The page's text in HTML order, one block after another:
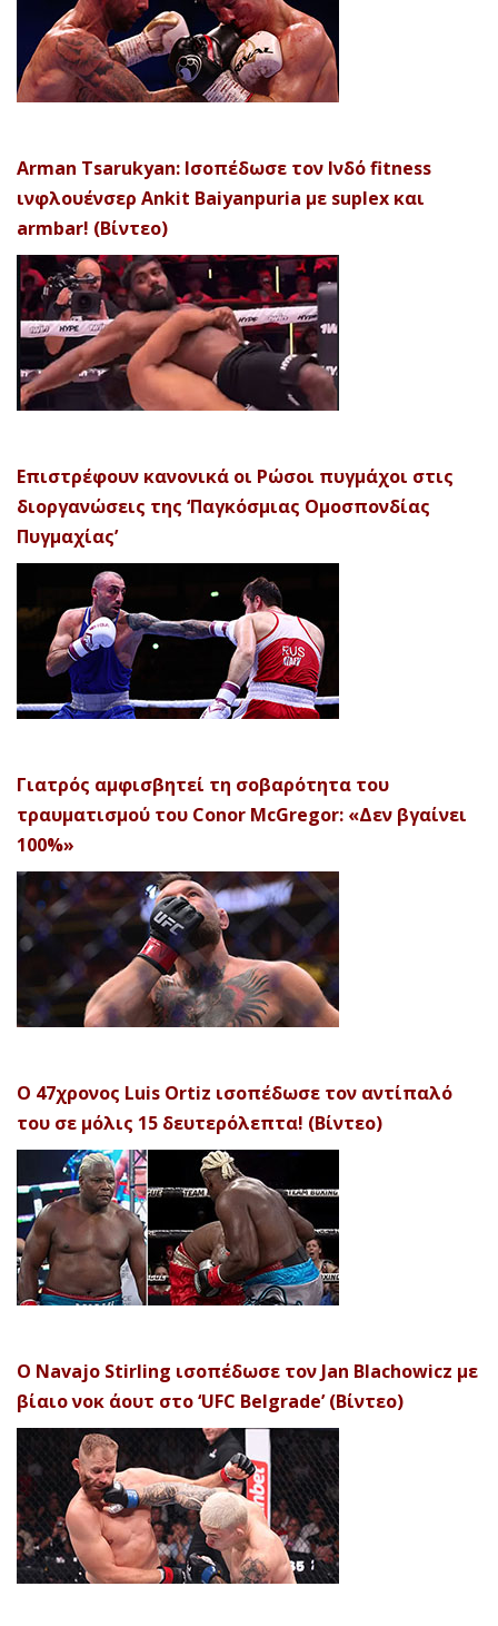
Arman Tsarukyan: Ισοπέδωσε τον Ινδό fitness
ινφλουένσερ Ankit Baiyanpuria με suplex και
armbar! (Βίντεο)
Επιστρέφουν κανονικά οι Ρώσοι πυγμάχοι στις
διοργανώσεις της ‘Παγκόσμιας Ομοσπονδίας
Πυγμαχίας’
Γιατρός αμφισβητεί τη σοβαρότητα του
τραυματισμού του Conor McGregor: «Δεν βγαίνει
100%»
Ο 47χρονος Luis Ortiz ισοπέδωσε τον αντίπαλό
του σε μόλις 15 δευτερόλεπτα! (Βίντεο)
Ο Navajo Stirling ισοπέδωσε τον Jan Blachowicz με
βίαιο νοκ άουτ στο ‘UFC Belgrade’ (Βίντεο)